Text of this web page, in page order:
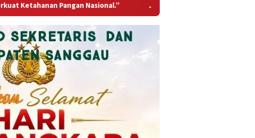
Jembatan Gantung Garuda Hadir Untuk Negeri, Wujud Kepedulian